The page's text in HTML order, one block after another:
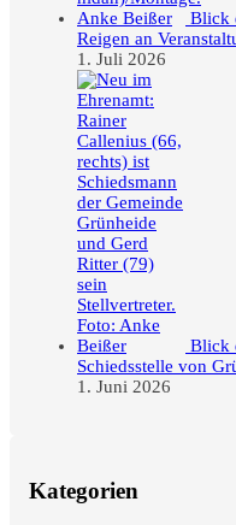
Blick
Reigen an
1. Juli 2026
Blick
Schiedsstelle von
1. Juni 2026
Kategorien